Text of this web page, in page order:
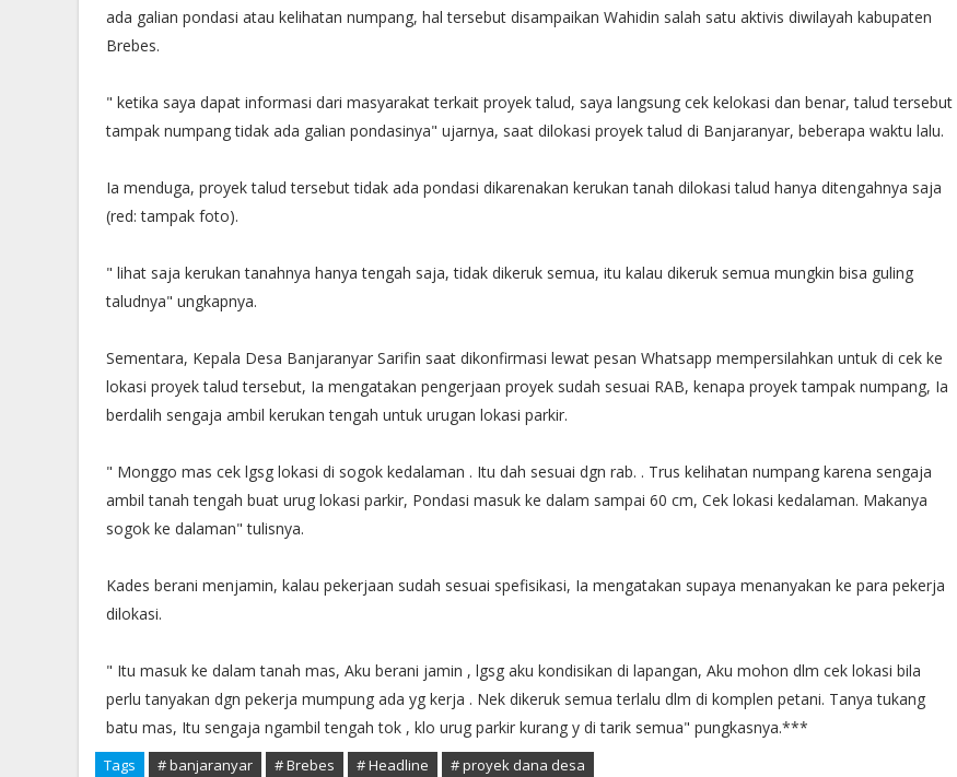
ada galian pondasi atau kelihatan numpang, hal tersebut disampaikan Wahidin salah satu aktivis diwilayah kabupaten
Brebes.
" ketika saya dapat informasi dari masyarakat terkait proyek talud, saya langsung cek kelokasi dan benar, talud tersebut
tampak numpang tidak ada galian pondasinya" ujarnya, saat dilokasi proyek talud di Banjaranyar, beberapa waktu lalu.
Ia menduga, proyek talud tersebut tidak ada pondasi dikarenakan kerukan tanah dilokasi talud hanya ditengahnya saja
(red: tampak foto).
" lihat saja kerukan tanahnya hanya tengah saja, tidak dikeruk semua, itu kalau dikeruk semua mungkin bisa guling
taludnya" ungkapnya.
Sementara, Kepala Desa Banjaranyar Sarifin saat dikonfirmasi lewat pesan Whatsapp mempersilahkan untuk di cek ke
lokasi proyek talud tersebut, Ia mengatakan pengerjaan proyek sudah sesuai RAB, kenapa proyek tampak numpang, Ia
berdalih sengaja ambil kerukan tengah untuk urugan lokasi parkir.
" Monggo mas cek lgsg lokasi di sogok kedalaman . Itu dah sesuai dgn rab. . Trus kelihatan numpang karena sengaja
ambil tanah tengah buat urug lokasi parkir, Pondasi masuk ke dalam sampai 60 cm, Cek lokasi kedalaman. Makanya
sogok ke dalaman" tulisnya.
Kades berani menjamin, kalau pekerjaan sudah sesuai spefisikasi, Ia mengatakan supaya menanyakan ke para pekerja
dilokasi.
" Itu masuk ke dalam tanah mas, Aku berani jamin , lgsg aku kondisikan di lapangan, Aku mohon dlm cek lokasi bila
perlu tanyakan dgn pekerja mumpung ada yg kerja . Nek dikeruk semua terlalu dlm di komplen petani. Tanya tukang
batu mas, Itu sengaja ngambil tengah tok , klo urug parkir kurang y di tarik semua" pungkasnya.***
Tags # banjaranyar # Brebes # Headline # proyek dana desa